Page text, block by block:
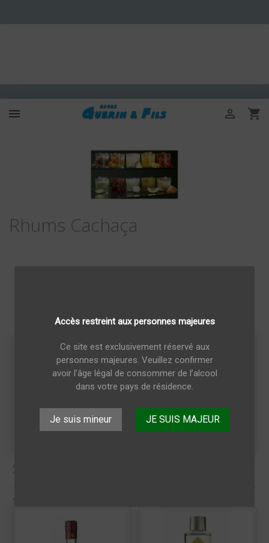
Accès restreint aux personnes majeures
Ce site est exclusivement réservé aux
personnes majeures. Veuillez confirmer
avoir l’âge légal de consommer de l’alcool
dans votre pays de résidence.
Je suis mineur JE SUIS MAJEUR
 

Rhums Cachaça
Angostura Trinidad et
Tobago 1919 70cl.
51.43 €